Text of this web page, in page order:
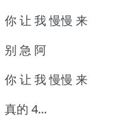
你 让 我 慢慢 来
别 急 阿
你 让 我 慢慢 来
真的 4...